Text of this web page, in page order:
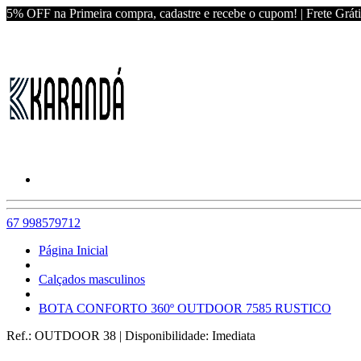
5% OFF na Primeira compra, cadastre e recebe o cupom! | Frete
67 998579712
Página Inicial
Calçados masculinos
BOTA CONFORTO 360º OUTDOOR 7585 RUSTICO
Ref.: OUTDOOR 38 | Disponibilidade: Imediata